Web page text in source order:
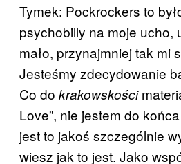
Tymek: Pockrockers to
psychobilly na moje ucho,
mało, przynajmniej tak mi
Jesteśmy zdecydowanie
Co do krakowskości
Love”, nie jestem do
jest to jakoś szczególnie
wiesz jak to jest. Jako